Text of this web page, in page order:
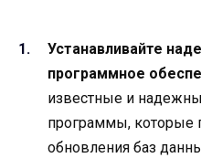
Устанавливайте
программное
известные и
программы, которые
обновления баз